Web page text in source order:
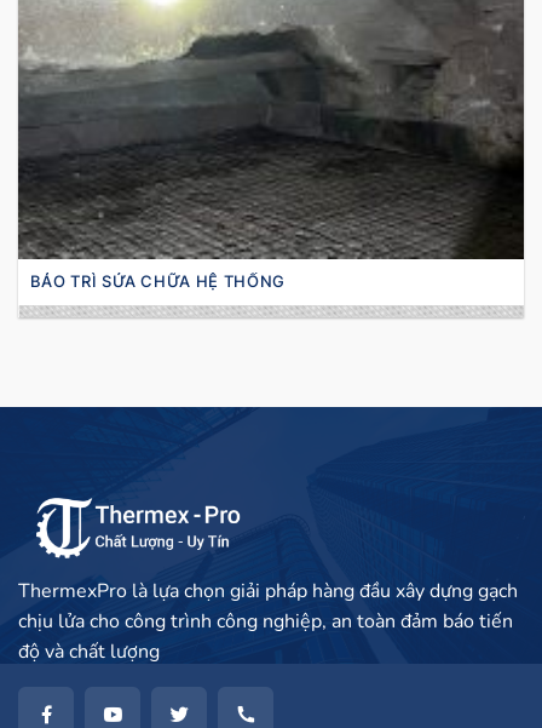
BẢO TRÌ SỬA CHỮA HỆ THỐNG
ThermexPro là lựa chọn giải pháp hàng đầu xây dựng gạch
chịu lửa cho công trình công nghiệp, an toàn đảm báo tiến
độ và chất lượng